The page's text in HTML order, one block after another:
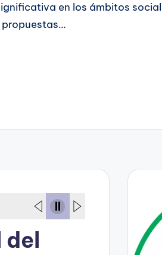
en los ámbitos
propuestas…
del